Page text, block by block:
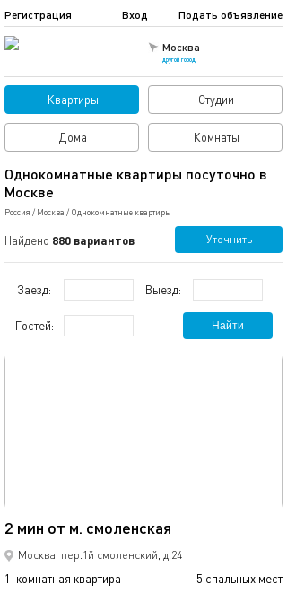
Москва
другой город
Подать объявление
Регистрация Вход
Квартиры Студии
Дома Комнаты
Однокомнатные квартиры посуточно в
Москве
Россия / Москва / Однокомнатные квартиры
Найдено 880 вариантов Уточнить
Заезд: Выезд:
Гостей: Найти
2 мин от м. смоленская
Москва, пер.1й смоленский, д.24
1-комнатная квартира 5 спальных мест